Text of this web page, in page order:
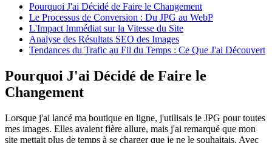
Pourquoi J'ai Décidé de Faire le Changement
Le Processus de Conversion : Du JPG au WebP
L'Impact Immédiat sur la Vitesse du Site
Analyse des Résultats SEO des Images
Tendances du Trafic au Fil du Temps : Ce Que J'ai Découvert
Pourquoi J'ai Décidé de Faire le
Changement
Lorsque j'ai lancé ma boutique en ligne, j'utilisais le JPG pour toutes
mes images. Elles avaient fière allure, mais j'ai remarqué que mon
site mettait plus de temps à se charger que je ne le souhaitais. Avec